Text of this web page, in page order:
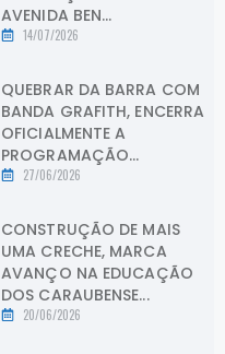
AVENIDA BEN...
14/07/2026
QUEBRAR DA BARRA COM
BANDA GRAFITH, ENCERRA
OFICIALMENTE A
PROGRAMAÇÃO...
27/06/2026
CONSTRUÇÃO DE MAIS
UMA CRECHE, MARCA
AVANÇO NA EDUCAÇÃO
DOS CARAUBENSE...
20/06/2026